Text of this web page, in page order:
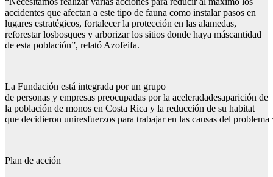
accidentes que afectan a este tipo de fauna como instalar pasos en
lugares estratégicos, fortalecer la protección en las alamedas,
reforestar losbosques y arborizar los sitios donde haya máscantidad
de esta población”, relató Azofeifa.
La Fundación está integrada por un grupo
de personas y empresas preocupadas por la aceleradadesaparición de
la población de monos en Costa Rica y la reducción de su habitat
que decidieron uniresfuerzos para trabajar en las causas del
Plan de acción